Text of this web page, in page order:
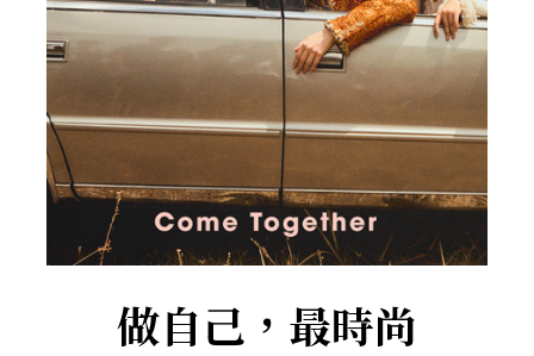
做自己，最時尚